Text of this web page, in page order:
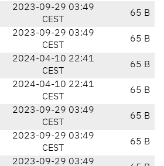
2023-09-29 03:49
CEST
65 B
2023-09-29 03:49
CEST
65 B
2024-04-10 22:41
CEST
65 B
2024-04-10 22:41
CEST
65 B
2023-09-29 03:49
CEST
65 B
2023-09-29 03:49
CEST
65 B
2023-09-29 03:49